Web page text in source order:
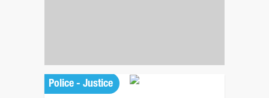
Police - Justice